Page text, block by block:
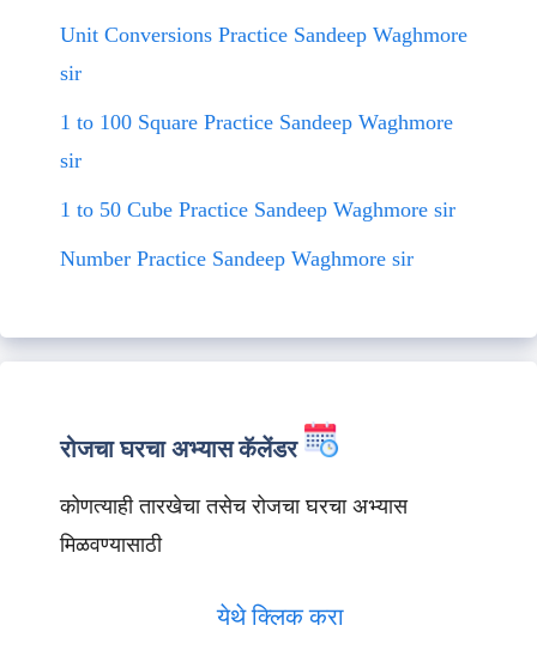
Unit Conversions Practice Sandeep Waghmore
sir
1 to 100 Square Practice Sandeep Waghmore
sir
1 to 50 Cube Practice Sandeep Waghmore sir
Number Practice Sandeep Waghmore sir
रोजचा घरचा अभ्यास कॅलेंडर
कोणत्याही तारखेचा तसेच रोजचा घरचा अभ्यास
मिळवण्यासाठी
येथे क्लिक करा